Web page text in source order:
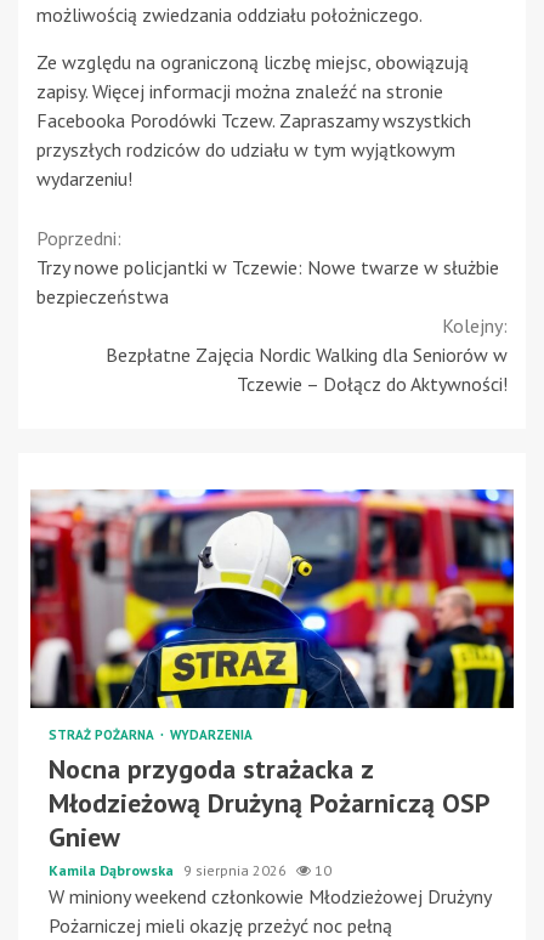
możliwością zwiedzania oddziału położniczego.
Ze względu na ograniczoną liczbę miejsc, obowiązują
zapisy. Więcej informacji można znaleźć na stronie
Facebooka Porodówki Tczew. Zapraszamy wszystkich
przyszłych rodziców do udziału w tym wyjątkowym
wydarzeniu!
Continue
Reading
Poprzedni:
Trzy nowe policjantki w Tczewie: Nowe twarze w służbie
bezpieczeństwa
Kolejny:
Bezpłatne Zajęcia Nordic Walking dla Seniorów w
Tczewie – Dołącz do Aktywności!
STRAŻ POŻARNA WYDARZENIA
Nocna przygoda strażacka z
Młodzieżową Drużyną Pożarniczą OSP
Gniew
Kamila Dąbrowska 9 sierpnia 2026 10
W miniony weekend członkowie Młodzieżowej Drużyny
Pożarniczej mieli okazję przeżyć noc pełną